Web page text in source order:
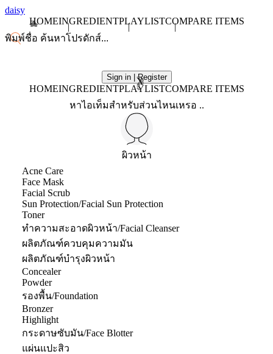
daisy
HOMEINGREDIENTPLAYLISTCOMPARE ITEMS
Sign in | Register
X
HOMEINGREDIENTPLAYLISTCOMPARE ITEMS
หาไอเท็มสำหรับส่วนไหนเหรอ ..
ผิวหน้า
Acne Care
Face Mask
Facial Scrub
Sun Protection/Facial Sun Protection
Toner
ทำความสะอาดผิวหน้า/Facial Cleanser
ผลิตภัณฑ์ควบคุมความมัน
ผลิตภัณฑ์บำรุงผิวหน้า
Concealer
Powder
รองพื้น/Foundation
Bronzer
Highlight
กระดาษซับมัน/Face Blotter
แผ่นแปะสิว